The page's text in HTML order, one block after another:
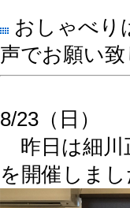
おしゃべり
声でお願い
8/23（日）
昨日は細川
を開催しま